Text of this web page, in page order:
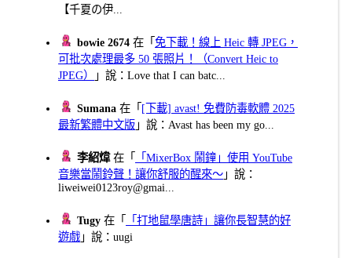
【千夏の伊...
bowie 2674 在「免下載！線上 Heic 轉 JPEG，
可批次處理最多 50 張照片！（Convert Heic to
JPEG）
」說：Love that I can batc...
Sumana 在「 [下載] avast! 免費防毒軟體 2025
最新繁體中文版 」說：Avast has been my go...
李紹煒在「
「MixerBox 鬧鐘」使用 YouTube
音樂當鬧鈴聲！讓你舒服的醒來～ 」說：
liweiwei0123roy@gmai...
Tugy 在「
「打地鼠學唐詩」讓你長智慧的好
遊戲 」說：uugi